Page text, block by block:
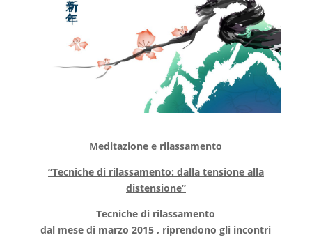
Meditazione e rilassamento
“Tecniche di rilassamento: dalla tensione alla
distensione”
Tecniche di rilassamento
dal mese di marzo 2015 , riprendono gli incontri